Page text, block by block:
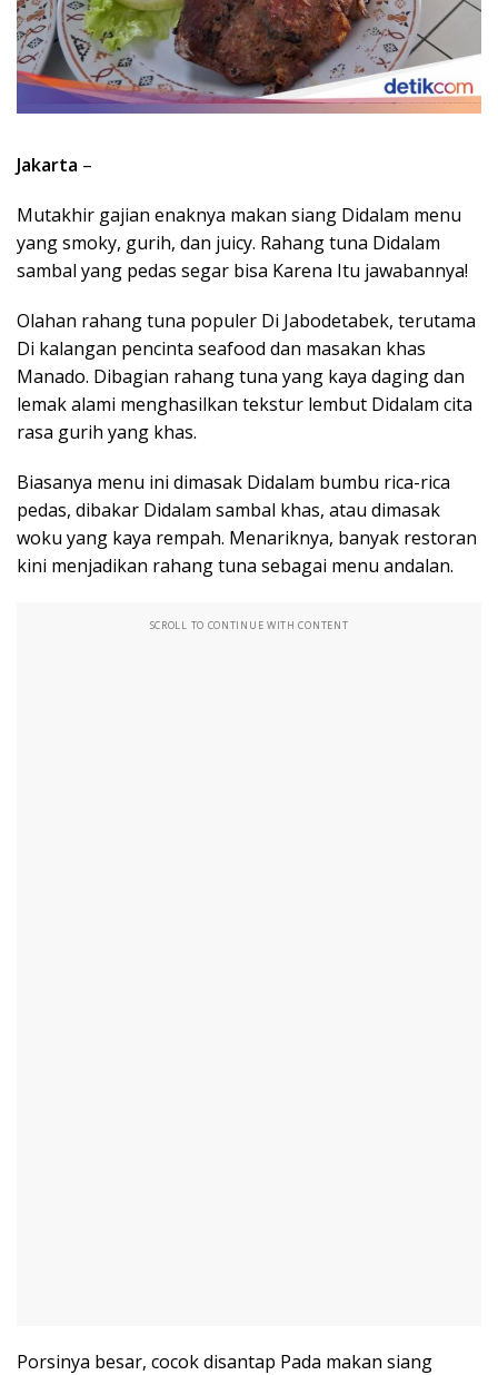
Jakarta –
Mutakhir gajian enaknya makan siang Didalam menu
yang smoky, gurih, dan juicy. Rahang tuna Didalam
sambal yang pedas segar bisa Karena Itu jawabannya!
Olahan rahang tuna populer Di Jabodetabek, terutama
Di kalangan pencinta seafood dan masakan khas
Manado. Dibagian rahang tuna yang kaya daging dan
lemak alami menghasilkan tekstur lembut Didalam cita
rasa gurih yang khas.
Biasanya menu ini dimasak Didalam bumbu rica-rica
pedas, dibakar Didalam sambal khas, atau dimasak
woku yang kaya rempah. Menariknya, banyak restoran
kini menjadikan rahang tuna sebagai menu andalan.
SCROLL TO CONTINUE WITH CONTENT
Porsinya besar, cocok disantap Pada makan siang